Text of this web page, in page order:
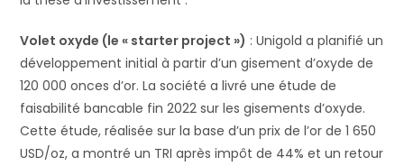
Volet oxyde (le « starter project ») : Unigold a planifié un
développement initial à partir d’un gisement d’oxyde de
120 000 onces d’or. La société a livré une étude de
faisabilité bancable fin 2022 sur les gisements d’oxyde.
Cette étude, réalisée sur la base d’un prix de l’or de 1 650
USD/oz, a montré un TRI après impôt de 44% et un retour